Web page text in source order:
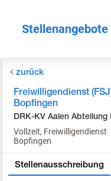
Stellenangebote
zurück
Freiwilligendienst
Bopfingen
DRK-KV Aalen
Vollzeit, Freiwilligendienst
Bopfingen
Stellenausschreibung